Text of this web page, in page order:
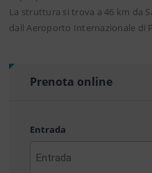
La struttura si trova a 46 km da
dall Aeroporto Internazionale di
Prenota online
Entrada
AAAA